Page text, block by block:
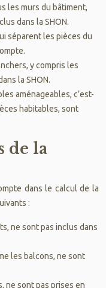
les murs du bâtiment,
dans la SHON.
séparent les pièces du
y compris les
la SHON.
aménageables, c’est-
habitables, sont
de la
dans le calcul de la
:
ne sont pas inclus dans
les balcons, ne sont
ne sont pas prises en